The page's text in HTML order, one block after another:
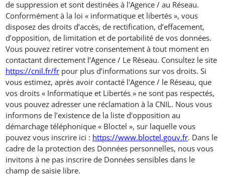
de suppression et sont destinées à l'Agence / au Réseau.
Conformément à la loi « informatique et libertés », vous
disposez des droits d’accès, de rectification, d’effacement,
d’opposition, de limitation et de portabilité de vos données.
Vous pouvez retirer votre consentement à tout moment en
contactant directement l’Agence / Le Réseau. Consultez le site
https://cnil.fr/fr pour plus d’informations sur vos droits. Si
vous estimez, après avoir contacté l'Agence / le Réseau, que
vos droits « Informatique et Libertés » ne sont pas respectés,
vous pouvez adresser une réclamation à la CNIL. Nous vous
informons de l’existence de la liste d'opposition au
démarchage téléphonique « Bloctel », sur laquelle vous
pouvez vous inscrire ici : https://www.bloctel.gouv.fr. Dans le
cadre de la protection des Données personnelles, nous vous
invitons à ne pas inscrire de Données sensibles dans le
champ de saisie libre.